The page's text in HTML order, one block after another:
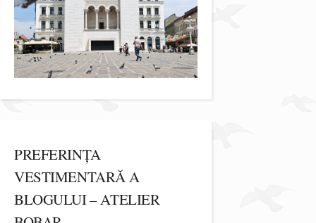
PREFERINȚA
VESTIMENTARĂ A
BLOGULUI – ATELIER